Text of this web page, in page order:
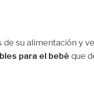
su alimentación y
para el bebé que